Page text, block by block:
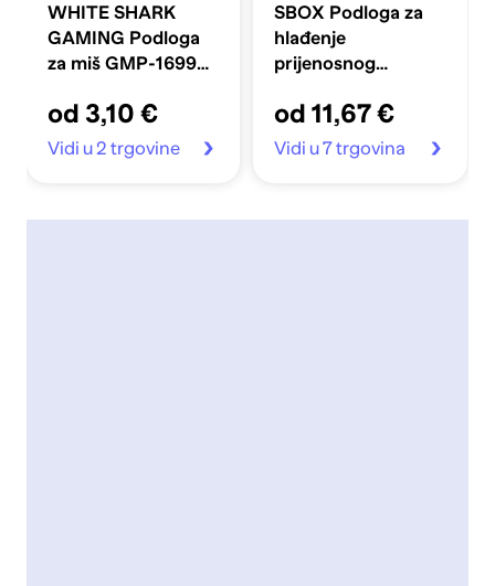
WHITE SHARK
GAMING Podloga
za miš GMP-1699
320x250 mm
od 3,10 €
Vidi u 2 trgovine
SBOX Podloga za
hlađenje
prijenosnog
od 11,67 €
Vidi u 7 trgovina